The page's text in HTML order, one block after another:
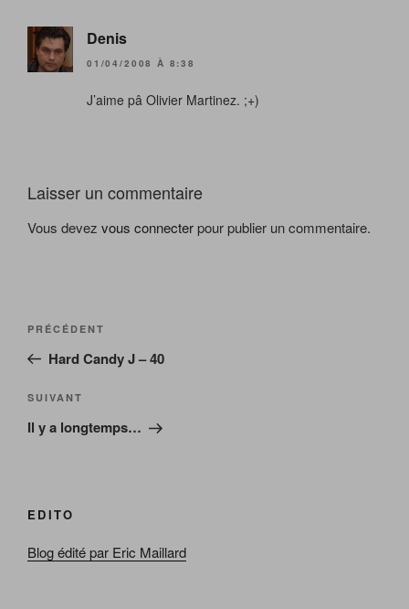
Denis
01/04/2008 À 8:38
J’aime pâ Olivier Martinez. ;+)
Laisser un commentaire
Vous devez vous connecterpour publier un commentaire.
Navigation
l’article
Article
précédent
PRÉCÉDENT
Hard Candy J – 40
Article
suivant
SUIVANT
Il y a longtemps…
EDITO
Blog édité par Eric Maillard